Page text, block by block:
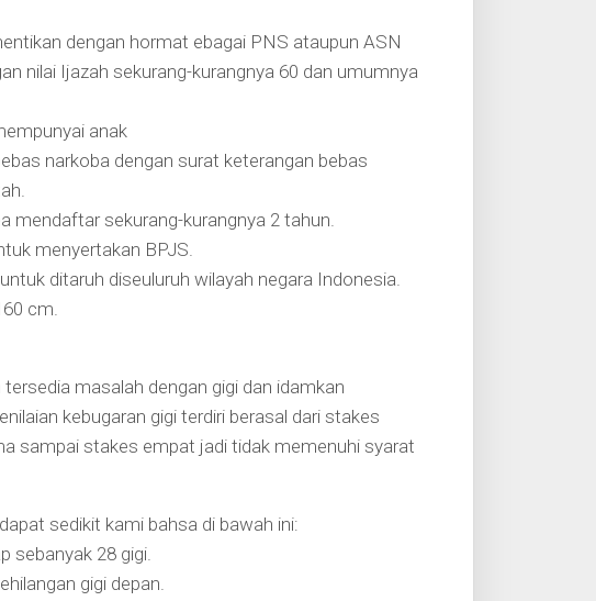
dengan hormat ebagai PNS ataupun ASN
nilai Ijazah sekurang-kurangnya 60 dan umumnya
anak
narkoba dengan surat keterangan bebas
mendaftar sekurang-kurangnya 2 tahun.
menyertakan BPJS.
ditaruh diseuluruh wilayah negara Indonesia.
cm.
masalah dengan gigi dan idamkan
kebugaran gigi terdiri berasal dari stakes
sampai stakes empat jadi tidak memenuhi syarat
sedikit kami bahsa di bawah ini:
sebanyak 28 gigi.
gigi depan.